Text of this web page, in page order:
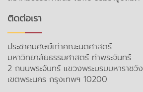
ติดต่อเรา
ประชาคมศิษย์เก่าคณะนิติศาสตร์
มหาวิทยาลัยธรรมศาสตร์ ท่าพระจันทร์
2 ถนนพระจันทร์ แขวงพระบรมมหาราชวัง
เขตพระนคร กรุงเทพฯ 10200